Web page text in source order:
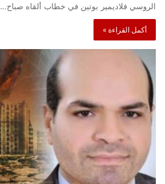
الروسي فلاديمير بوتين في خطاب ألقاه صباح…
أكمل القراءة »